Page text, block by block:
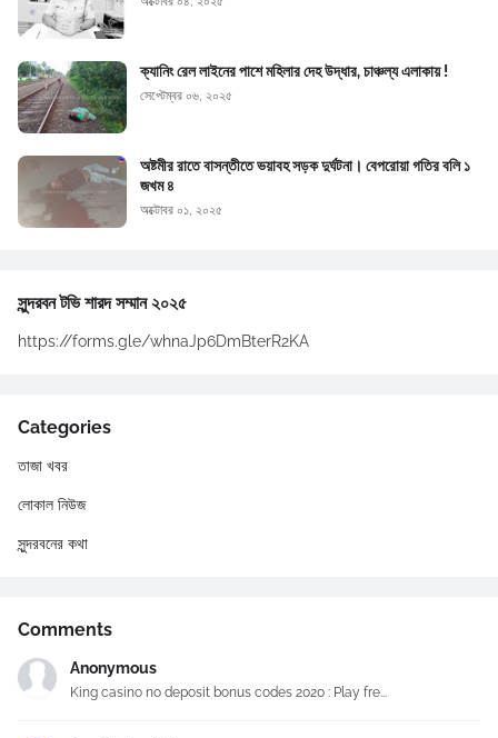
ক্যানিং রেল লাইনের পাশে মহিলার দেহ উদ্ধার, চাঞ্চল্য এলাকায় !
সেপ্টেম্বর ০৬, ২০২৫
অষ্টমীর রাতে বাসন্তীতে ভয়াবহ সড়ক দুর্ঘটনা। বেপরোয়া গতির বলি ১
জখম ৪
অক্টোবর ০১, ২০২৫
সুন্দরবন টভি শারদ সম্মান ২০২৫
https://forms.gle/whnaJp6DmBterR2KA
Categories
তাজা খবর
লোকাল নিউজ
সুন্দরবনের কথা
Comments
Anonymous
King casino no deposit bonus codes 2020 : Play fre...